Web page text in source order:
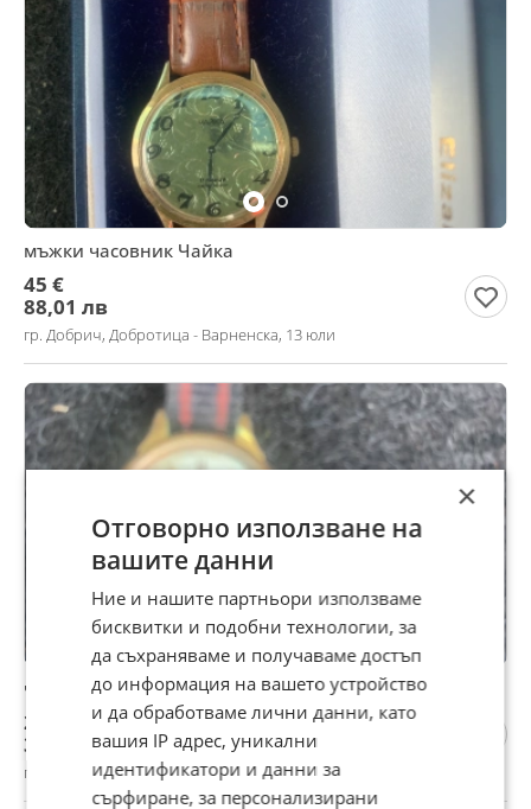
мъжки часовник Чайка
45 €
88,01 лв
гр. Добрич, Добротица - Варненска, 13 юли
часовник дамски Чайка
20 €
39,12 лв
гр. Добрич, Добротица - Варненска, 13 юли
×
Отговорно използване на
вашите данни
Ние и нашите партньори използваме
бисквитки и подобни технологии, за
да съхраняваме и получаваме достъп
до информация на вашето устройство
и да обработваме лични данни, като
вашия IP адрес, уникални
идентификатори и данни за
сърфиране, за персонализирани